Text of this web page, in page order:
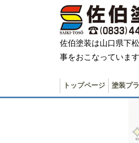
佐伯塗装は山口県下
事をおこなっています
トップページ 塗装プ